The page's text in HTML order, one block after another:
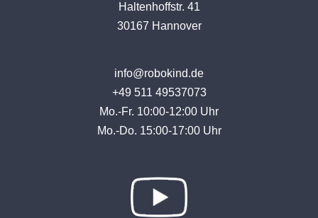
Haltenhoffstr. 41
30167 Hannover
info@robokind.de
+49 511 49537073
Mo.-Fr. 10:00-12:00 Uhr
Mo.-Do. 15:00-17:00 Uhr